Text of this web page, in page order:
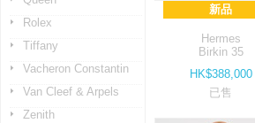
Rolex
Tiffany
Vacheron Constantin
Van Cleef & Arpels
Zenith
新品
Hermes
Birkin 35
HK$388,000
已售